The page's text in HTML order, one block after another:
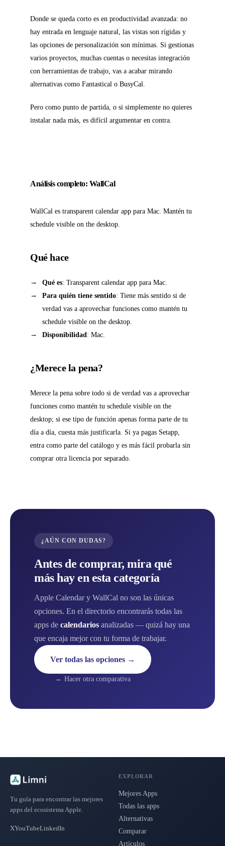
Donde se queda corto es en productividad avanzada: no
hay entrada en lenguaje natural, las vistas son rígidas y
las opciones de personalización son mínimas. Si gestionas
varios proyectos, muchas cuentas o necesitas integración
con herramientas de trabajo, vas a acabar mirando
alternativas como Fantastical o BusyCal.
Pero como punto de partida, o si simplemente no quieres
instalar nada más, es difícil argumentar en contra.
Análisis completo: WallCal
WallCal es transparent calendar app para Mac. Mantén tu
schedule visible on the desktop.
Qué hace
Qué es: Transparent calendar app para Mac.
Para quién tiene sentido: Tiene más sentido si de
verdad vas a aprovechar funciones como mantén tu
schedule visible on the desktop.
Disponibilidad: Mac.
¿Merece la pena?
Merece la pena sobre todo si de verdad vas a aprovechar
funciones como mantén tu schedule visible on the
desktop; si ese tipo de función apenas forma parte de tu
día a día, cuesta más justificarla. Si ya pagas Setapp,
entra como parte del catálogo y es más fácil probarla sin
comprar otra licencia por separado.
¿AÚN CON DUDAS?
Antes de comprar, mira qué
más hay en esta categoría
Apple Calendar y WallCal no son las únicas
opciones. En el directorio encontrarás todas las
apps de calendarios analizadas — quizá hay una
que encaja mejor con tu forma de trabajar.
Ver todas las opciones →
← Hacer otra comparativa
Tu guía para encontrar las mejores
apps del ecosistema Apple.
XYouTubeLinkedIn
EXPLORAR
Mejores Apps
Todas las apps
Alternativas
Comparar
Artículos